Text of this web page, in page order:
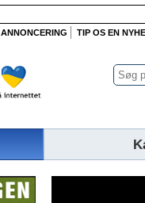
ANNONCERING TIP OS EN